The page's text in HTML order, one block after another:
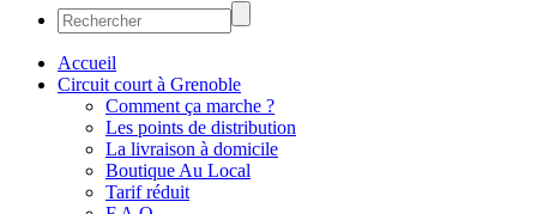
Accueil
Circuit court à Grenoble
Comment ça marche ?
Les points de distribution
La livraison à domicile
Boutique Au Local
Tarif réduit